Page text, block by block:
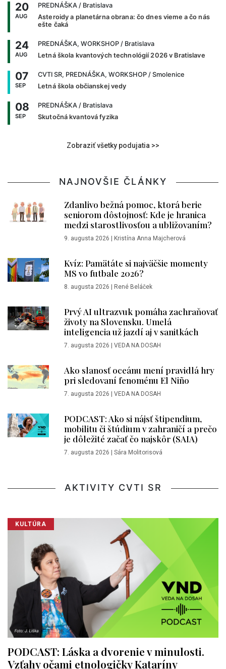
20
AUG
PREDNÁŠKA / Bratislava
Asteroidy a planetárna obrana: čo dnes vieme a čo nás
ešte čaká
24
AUG
PREDNÁŠKA, WORKSHOP / Bratislava
Letná škola kvantových technológií 2026 v Bratislave
07
SEP
CVTI SR, PREDNÁŠKA, WORKSHOP / Smolenice
Letná škola občianskej vedy
08
SEP
PREDNÁŠKA / Bratislava
Skutočná kvantová fyzika
Zobraziť všetky podujatia >>
NAJNOVŠIE ČLÁNKY
Zdanlivo bežná pomoc, ktorá berie
seniorom dôstojnosť: Kde je hranica
medzi starostlivosťou a ubližovaním?
9. augusta 2026 Kristína Anna Majcherová
Kvíz: Pamätáte si najväčšie momenty
MS vo futbale 2026?
8. augusta 2026 René Beláček
Prvý AI ultrazvuk pomáha zachraňovať
životy na Slovensku. Umelá
inteligencia už jazdí aj v sanitkách
7. augusta 2026 VEDA NA DOSAH
Ako slanosť oceánu mení pravidlá hry
pri sledovaní fenoménu El Niño
7. augusta 2026 VEDA NA DOSAH
PODCAST: Ako si nájsť štipendium,
mobilitu či štúdium v zahraničí a prečo
je dôležité začať čo najskôr (SAIA)
7. augusta 2026 Sára Molitorisová
AKTIVITY CVTI SR
KULTÚRA
PODCAST: Láska a dvorenie v minulosti.
Vzťahy očami etnologičky Kataríny